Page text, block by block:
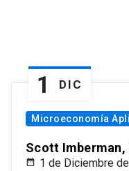
1 DIC
Microeconomía
Scott
1 de Diciembre